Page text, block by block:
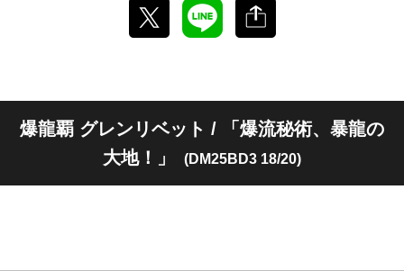
爆龍覇 グレンリベット / 「爆流秘術、暴龍の
大地！」
(DM25BD3 18/20)